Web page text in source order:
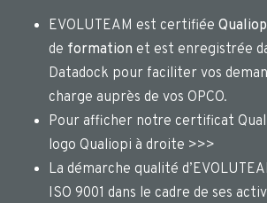
EVOLUTEAM est certifiée
de formation et est enregistrée
Datadock pour faciliter vos
charge auprès de vos OPCO.
Pour afficher notre certificat
logo Qualiopi à droite >>>
La démarche qualité
ISO 9001 dans le cadre de ses